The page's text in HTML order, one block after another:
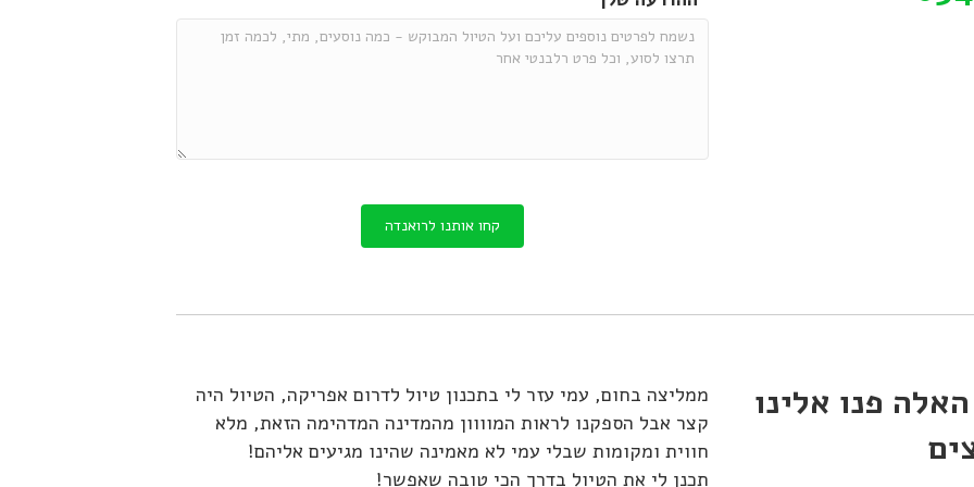
קחו אותנו לרואנדה
פנו אלינו
ממליצה בחום, עמי עזר לי בתכנון טיול לדרום אפריקה, הטיול היה
קצר אבל הספקנו לראות המוווון מהמדינה המדהימה הזאת, מלא
חווית ומקומות שבלי עמי לא מאמינה שהינו מגיעים אליהם!
תכנן לי את הטיול בדרך הכי טובה שאפשר!
עצום על היבשת במטורפת הזאת.
שעשית לי בתיכנון הטיול.